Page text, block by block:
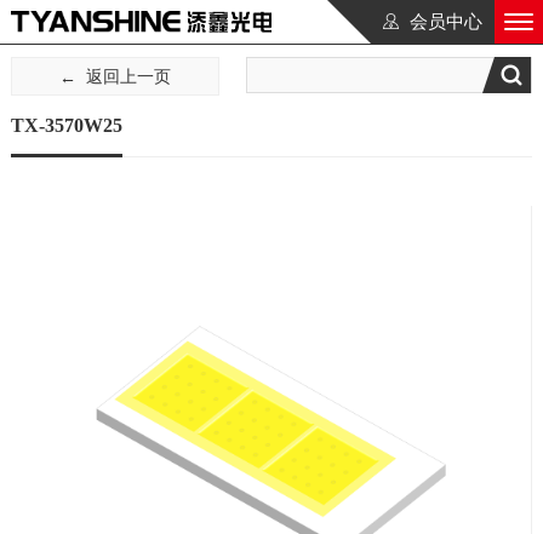
会员中心
返回上一页
TX-3570W25